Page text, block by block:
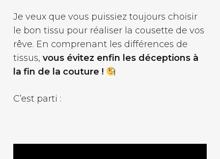
Je veux que vous puissiez toujours choisir
le bon tissu pour réaliser la cousette de vos
rêve. En comprenant les différences de
tissus, vous évitez enfin les déceptions à
la fin de la couture !
C’est parti :